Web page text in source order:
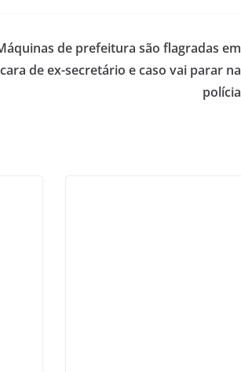
de prefeitura são flagradas em
de ex-secretário e caso vai parar na
polícia